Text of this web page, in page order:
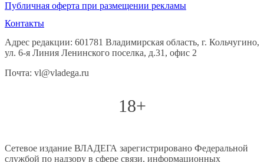
Публичная оферта при размещении рекламы
Контакты
Адрес редакции: 601781 Владимирская область, г. Кольчугино,
ул. 6-я Линия Ленинского поселка, д.31, офис 2
Почта: vl@vladega.ru
18+
Сетевое издание ВЛАДЕГА зарегистрировано Федеральной
службой по надзору в сфере связи, информационных